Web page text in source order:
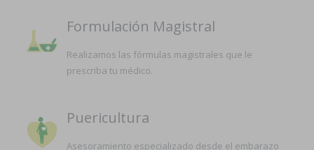
Formulación Magistral
Realizamos las fórmulas magistrales que le
prescriba tu médico.
Puericultura
Asesoramiento especializado desde el embarazo